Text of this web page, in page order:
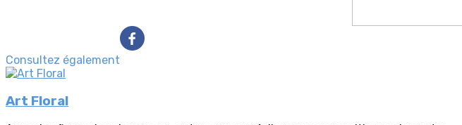
Consultez également
Art Floral